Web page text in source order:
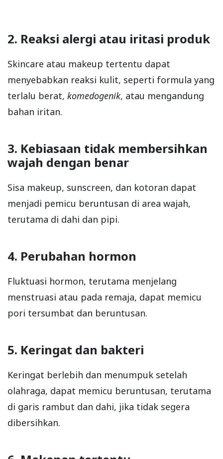
2. Reaksi alergi atau iritasi produk
Skincare atau makeup tertentu dapat
menyebabkan reaksi kulit, seperti formula yang
terlalu berat, komedogenik, atau mengandung
bahan iritan.
3. Kebiasaan tidak membersihkan
wajah dengan benar
Sisa makeup, sunscreen, dan kotoran dapat
menjadi pemicu beruntusan di area wajah,
terutama di dahi dan pipi.
4. Perubahan hormon
Fluktuasi hormon, terutama menjelang
menstruasi atau pada remaja, dapat memicu
pori tersumbat dan beruntusan.
5. Keringat dan bakteri
Keringat berlebih dan menumpuk setelah
olahraga, dapat memicu beruntusan, terutama
di garis rambut dan dahi, jika tidak segera
dibersihkan.